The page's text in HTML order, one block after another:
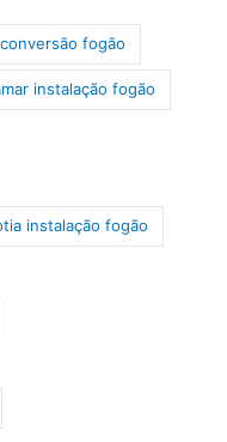
fogão
instalação fogão
instalação fogão